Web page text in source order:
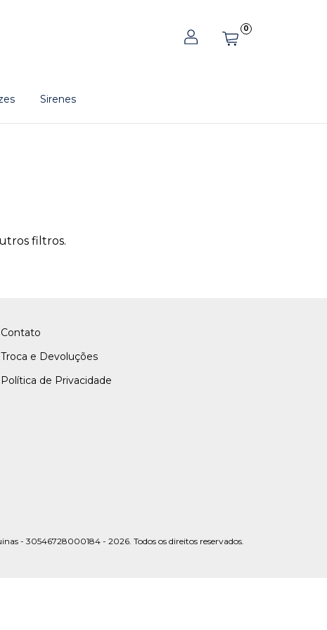
0
Sirenes
filtros.
Contato
Troca e Devoluções
Política de Privacidade
- 30546728000184 - 2026. Todos os direitos reservados.